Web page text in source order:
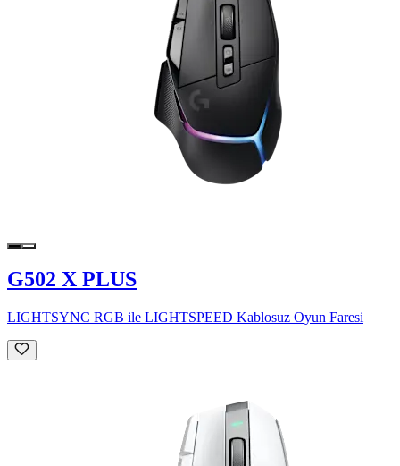
G502 X PLUS
LIGHTSYNC RGB ile LIGHTSPEED Kablosuz Oyun Faresi